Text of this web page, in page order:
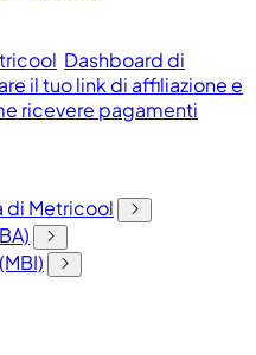
Dashboard di
il tuo link di affiliazione e
ricevere pagamenti
di Metricool